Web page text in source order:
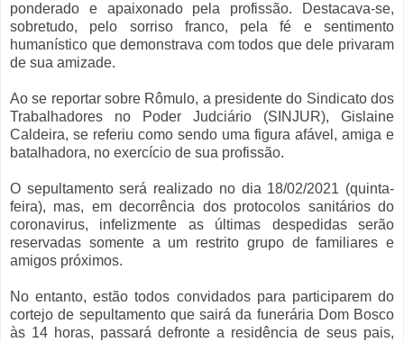
ponderado e apaixonado pela profissão. Destacava-se,
sobretudo, pelo sorriso franco, pela fé e sentimento
humanístico que demonstrava com todos que dele privaram
de sua amizade.
Ao se reportar sobre Rômulo, a presidente do Sindicato dos
Trabalhadores no Poder Judciário (SINJUR), Gislaine
Caldeira, se referiu como sendo uma figura afável, amiga e
batalhadora, no exercício de sua profissão.
O sepultamento será realizado no dia 18/02/2021 (quinta-
feira), mas, em decorrência dos protocolos sanitários do
coronavirus, infelizmente as últimas despedidas serão
reservadas somente a um restrito grupo de familiares e
amigos próximos.
No entanto, estão todos convidados para participarem do
cortejo de sepultamento que sairá da funerária Dom Bosco
às 14 horas, passará defronte a residência de seus pais,